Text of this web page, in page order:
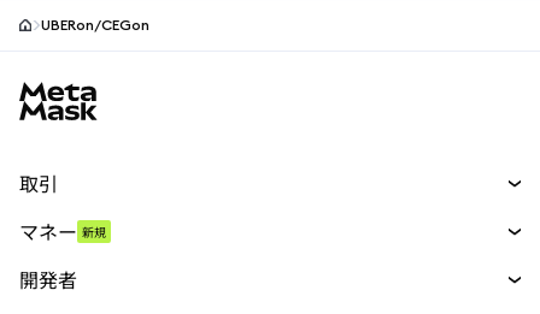
UBERon/CEGon
取引
パーペチュアル
マネー 新規
開発者